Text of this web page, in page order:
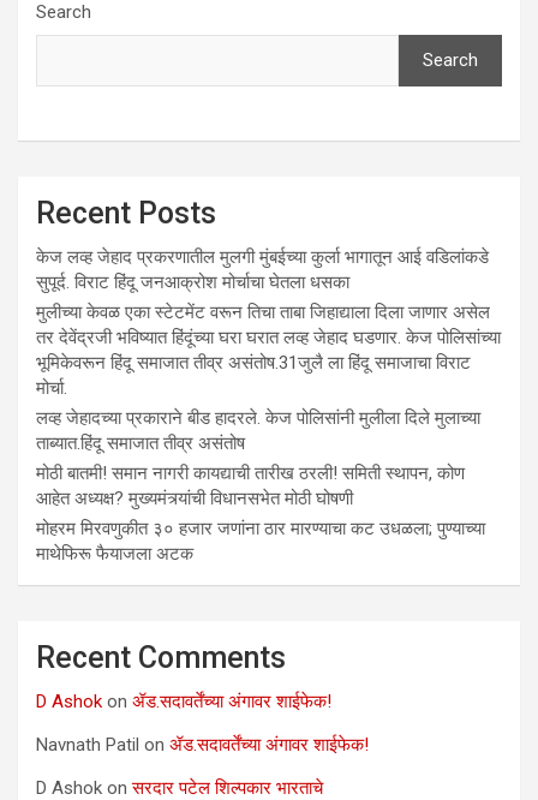
Search
Search
Recent Posts
केज लव्ह जेहाद प्रकरणातील मुलगी मुंबईच्या कुर्ला भागातून आई वडिलांकडे
सुपूर्द. विराट हिंदू जनआक्रोश मोर्चाचा घेतला धसका
मुलीच्या केवळ एका स्टेटमेंट वरून तिचा ताबा जिहाद्याला दिला जाणार असेल
तर देवेंद्रजी भविष्यात हिंदूंच्या घरा घरात लव्ह जेहाद घडणार. केज पोलिसांच्या
भूमिकेवरून हिंदू समाजात तीव्र असंतोष.31जुलै ला हिंदू समाजाचा विराट
मोर्चा.
लव्ह जेहादच्या प्रकाराने बीड हादरले. केज पोलिसांनी मुलीला दिले मुलाच्या
ताब्यात.हिंदू समाजात तीव्र असंतोष
मोठी बातमी! समान नागरी कायद्याची तारीख ठरली! समिती स्थापन, कोण
आहेत अध्यक्ष? मुख्यमंत्र्यांची विधानसभेत मोठी घोषणी
मोहरम मिरवणुकीत ३० हजार जणांना ठार मारण्‍याचा कट उधळला; पुण्‍याच्‍या
माथेफिरू फैयाजला अटक
Recent Comments
D Ashok on ॲड.सदावर्तेंच्या अंगावर शाईफेक!
Navnath Patil on ॲड.सदावर्तेंच्या अंगावर शाईफेक!
D Ashok onसरदार पटेल शिल्पकार भारताचे